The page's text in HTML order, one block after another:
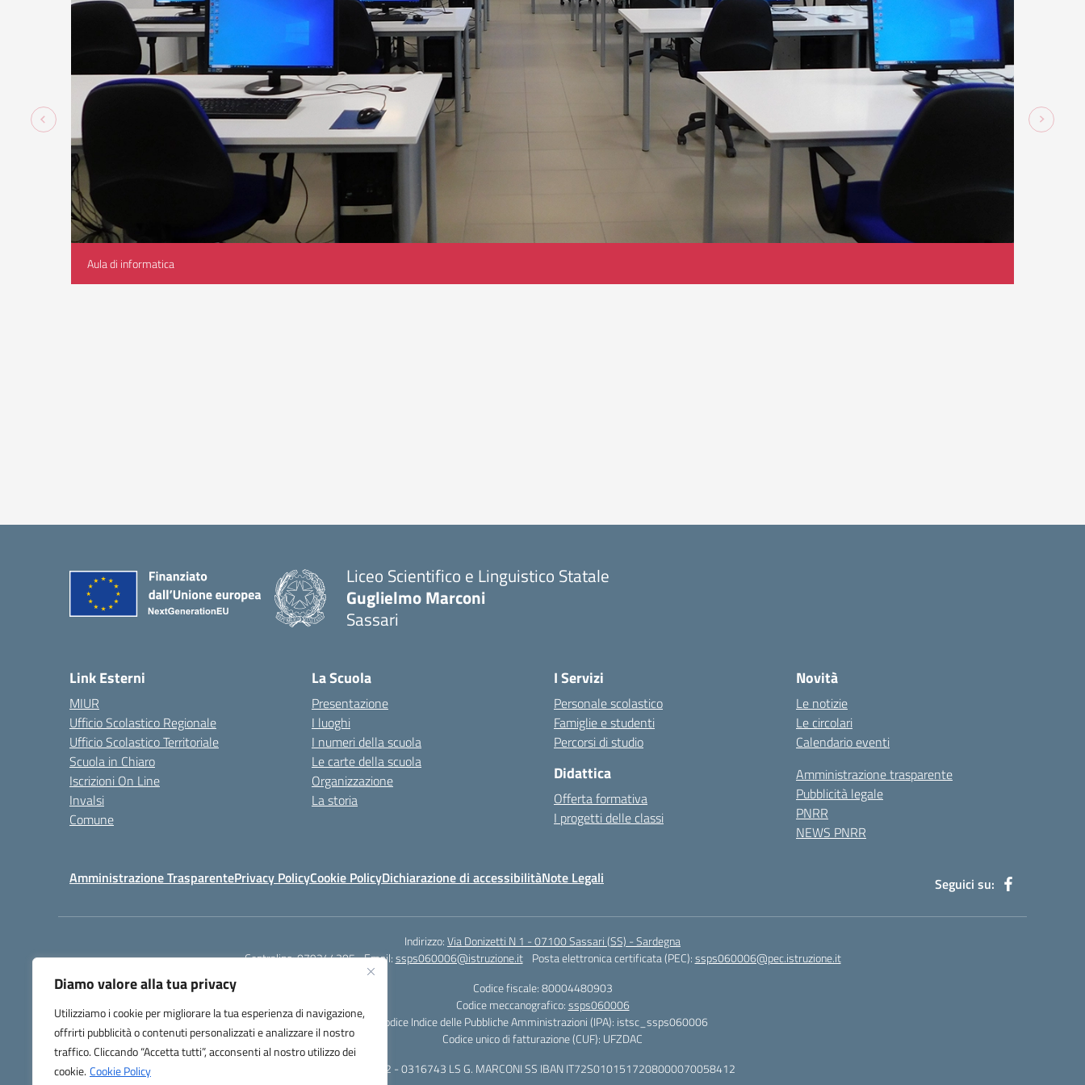
Diamo valore alla tua privacy
Utilizziamo i cookie per migliorare la tua esperienza di navigazione,
offrirti pubblicità o contenuti personalizzati e analizzare il nostro
traffico. Cliccando “Accetta tutti”, acconsenti al nostro utilizzo dei
cookie. Cookie Policy
Aula di informatica
Liceo Scientifico e Linguistico Statale
Guglielmo Marconi
Sassari
Link Esterni
MIUR
Ufficio Scolastico Regionale
Ufficio Scolastico Territoriale
Scuola in Chiaro
Iscrizioni On Line
Invalsi
Comune
La Scuola
Presentazione
I luoghi
I numeri della scuola
Le carte della scuola
Organizzazione
La storia
I Servizi
Personale scolastico
Famiglie e studenti
Percorsi di studio
Didattica
Offerta formativa
I progetti delle classi
Novità
Le notizie
Le circolari
Calendario eventi
Amministrazione trasparente
Pubblicità legale
PNRR
NEWS PNRR
Amministrazione TrasparentePrivacy PolicyCookie PolicyDichiarazione di accessibilitàNote Legali Seguici su:
Indirizzo:Via Donizetti N 1 - 07100 Sassari (SS) - Sardegna
Centralino:079244305 Email:ssps060006@istruzione.it Posta elettronica certificata (PEC):ssps060006@pec.istruzione.it
Codice fiscale: 80004480903
Codice meccanografico:ssps060006
Codice Indice delle Pubbliche Amministrazioni (IPA): istsc_ssps060006
Codice unico di fatturazione (CUF): UFZDAC
TU - 522 - 0316743 LS G. MARCONI SS IBAN IT72S0101517208000070058412